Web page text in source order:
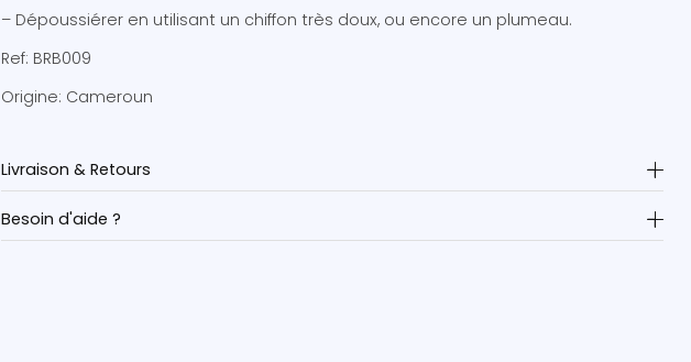
– Dépoussiérer en utilisant un chiffon très doux, ou encore un plumeau.
Ref: BRB009
Origine: Cameroun
Livraison & Retours
Besoin d'aide ?